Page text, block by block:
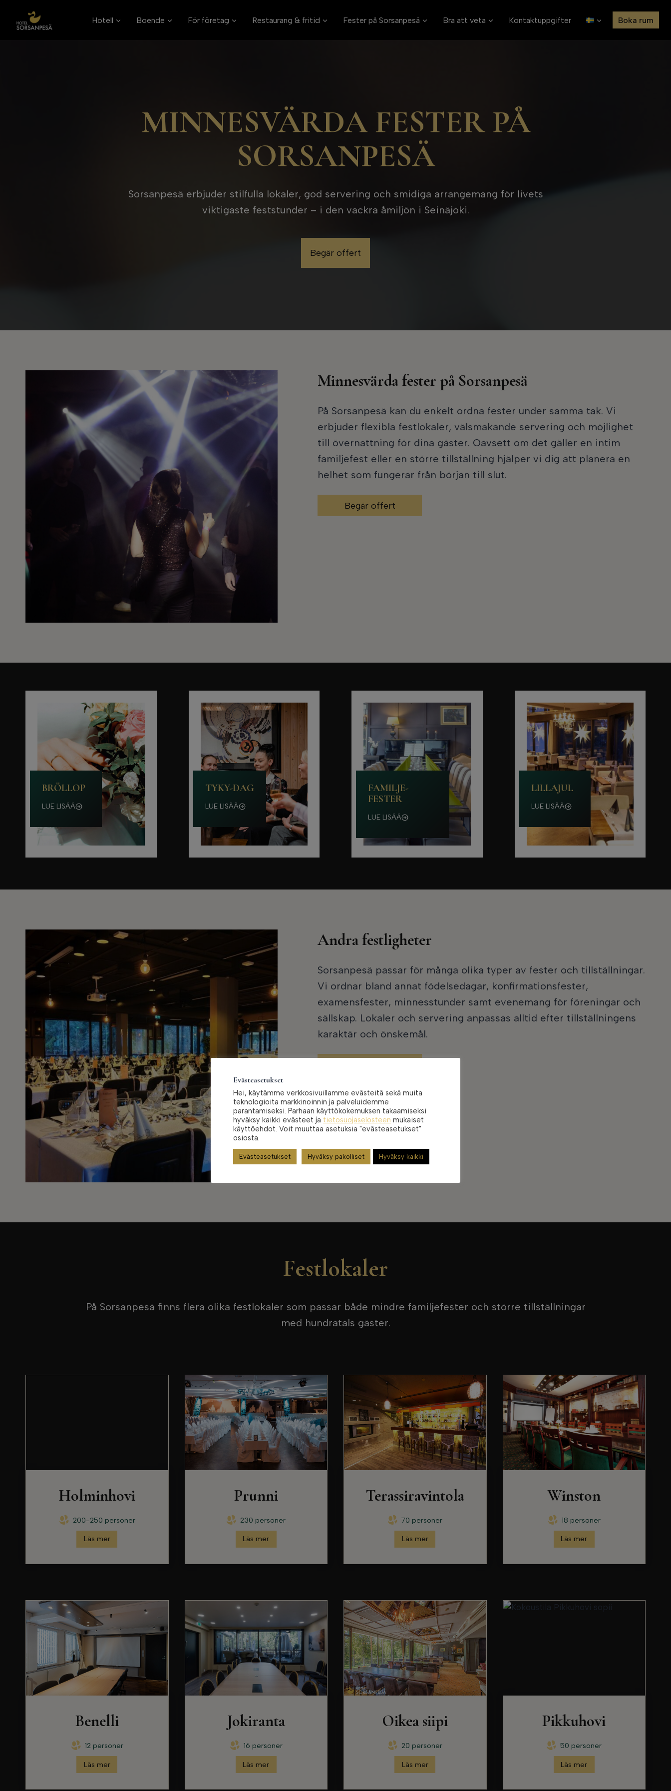
content
Hotell Boende För företag Restaurang & fritid Fester på Sorsanpesä Bra att veta Kontaktuppgifter Boka rum
MINNESVÄRDA FESTER PÅ
SORSANPESÄ
Sorsanpesä erbjuder stilfulla lokaler, god servering och smidiga arrangemang för livets
viktigaste feststunder – i den vackra åmiljön i Seinäjoki.
Begär offert
Minnesvärda fester på Sorsanpesä
På Sorsanpesä kan du enkelt ordna fester under samma tak. Vi
erbjuder flexibla festlokaler, välsmakande servering och möjlighet
till övernattning för dina gäster. Oavsett om det gäller en intim
familjefest eller en större tillställning hjälper vi dig att planera en
helhet som fungerar från början till slut.
Begär offert
BRÖLLOP
LUE LISÄÄ
TYKY-DAG
LUE LISÄÄ
FAMILJE­
FESTER
LUE LISÄÄ
LILLAJUL
LUE LISÄÄ
Andra festligheter
Sorsanpesä passar för många olika typer av fester och tillställningar.
Vi ordnar bland annat födelsedagar, konfirmationsfester,
examensfester, minnesstunder samt evenemang för föreningar och
sällskap. Lokaler och servering anpassas alltid efter tillställningens
karaktär och önskemål.
Festlokaler
På Sorsanpesä finns flera olika festlokaler som passar både mindre familjefester och större tillställningar
med hundratals gäster.
Holminhovi
200-250 personer
Läs mer
Prunni
230 personer
Läs mer
Terassiravintola
70 personer
Läs mer
Winston
18 personer
Läs mer
Benelli
12 personer
Läs mer
Jokiranta
16 personer
Läs mer
Oikea siipi
20 personer
Läs mer
Pikkuhovi
50 personer
Läs mer
Evästeasetukset
Hei, käytämme verkkosivuillamme evästeitä sekä muita
teknologioita markkinoinnin ja palveluidemme
parantamiseksi. Parhaan käyttökokemuksen takaamiseksi
hyväksy kaikki evästeet ja tietosuojaselosteen mukaiset
käyttöehdot. Voit muuttaa asetuksia "evästeasetukset"
osiosta.
Evästeasetukset Hyväksy pakolliset Hyväksy kaikki